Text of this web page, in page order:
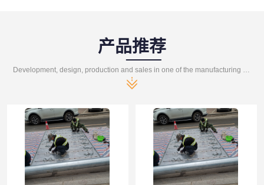
产品推荐
Development, design, production and sales in one of the manufacturing enterprises